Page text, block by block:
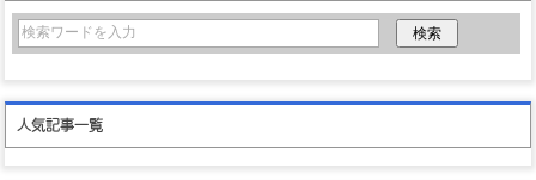
人気記事一覧